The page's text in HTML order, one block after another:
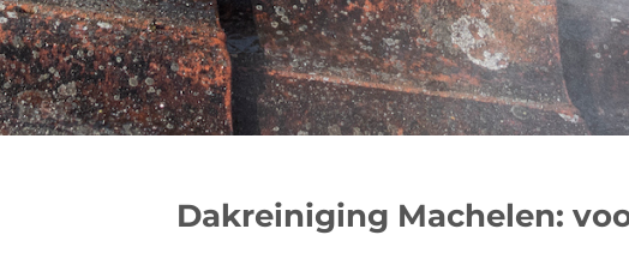
Dakreiniging Machelen: